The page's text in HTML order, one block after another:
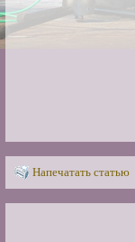
Напечатать статью